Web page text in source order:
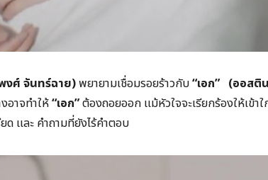
งศ์ จันทร์ฉาย)พยายามเชื่อมรอยร้าวกับ“เอก” (ออสติ
อาจทำให้“เอก”ต้องถอยออก แม้หัวใจจะเรียกร้องให้เข้
ด และ คำถามที่ยังไร้คำตอบ